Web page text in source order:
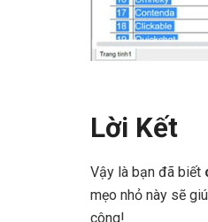
Lời Kết
Vậy là bạn đã biết
mẹo nhỏ này sẽ
công!